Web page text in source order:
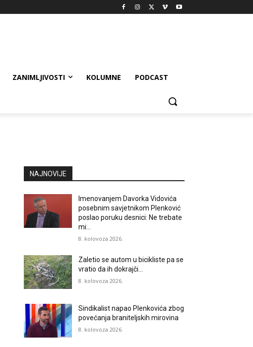
ZANIMLJIVOSTI KOLUMNE PODCAST
NAJNOVIJE
Imenovanjem Davorka Vidovića
posebnim savjetnikom Plenković
poslao poruku desnici: Ne trebate
mi…
8. kolovoza 2026.
Zaletio se autom u bicikliste pa se
vratio da ih dokrajči…
8. kolovoza 2026.
Sindikalist napao Plenkovića zbog
povećanja braniteljskih mirovina
8. kolovoza 2026.